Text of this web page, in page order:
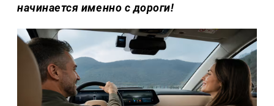
начинается именно с дороги!